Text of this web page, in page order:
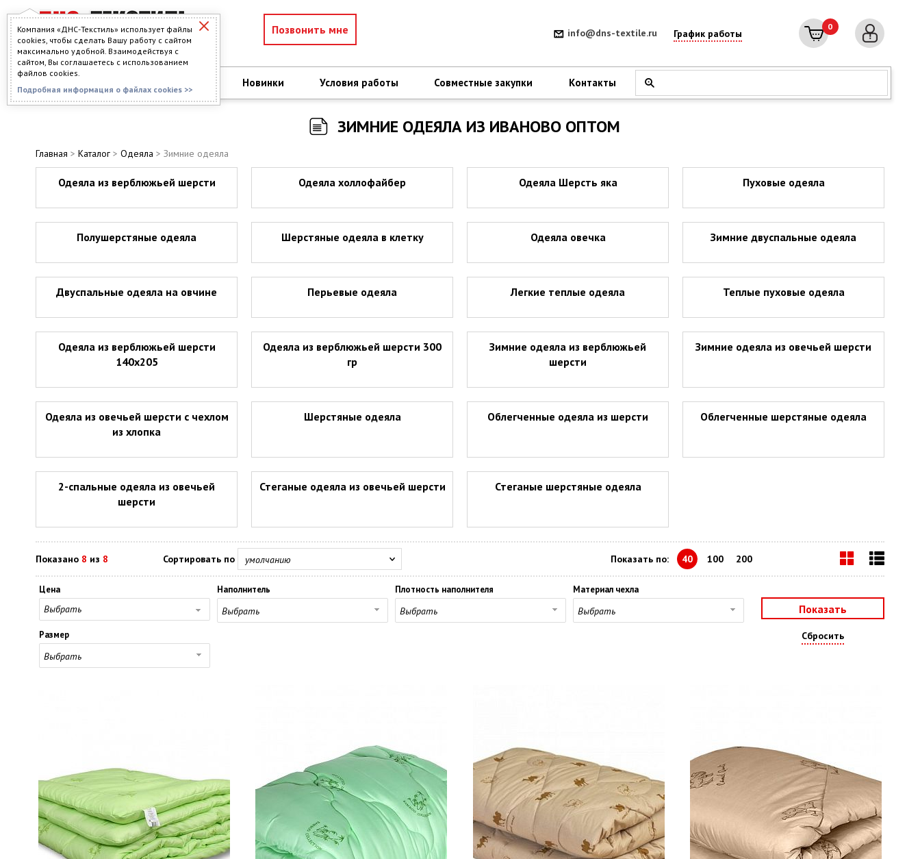
Компания «ДНС-Текстиль» использует файлы
cookies, чтобы сделать Вашу работу с сайтом
максимально удобной. Взаимодействуя с
сайтом, Вы соглашаетесь с использованием
файлов cookies.
Подробная информация о файлах cookies >>
Позвонить мне info@dns-textile.ru График работы
0
КАТАЛОГ Новинки Условия работы Совместные закупки Контакты
ЗИМНИЕ ОДЕЯЛА ИЗ ИВАНОВО ОПТОМ
Главная > Каталог > Одеяла > Зимние одеяла
Одеяла из верблюжьей шерсти Одеяла холлофайбер Одеяла Шерсть яка Пуховые одеяла
Полушерстяные одеяла Шерстяные одеяла в клетку Одеяла овечка Зимние двуспальные одеяла
Двуспальные одеяла на овчине Перьевые одеяла Легкие теплые одеяла Теплые пуховые одеяла
Одеяла из верблюжьей шерсти
140х205
Одеяла из верблюжьей шерсти 300
гр
Зимние одеяла из верблюжьей
шерсти
Зимние одеяла из овечьей шерсти
Одеяла из овечьей шерсти с чехлом
из хлопка
Шерстяные одеяла Облегченные одеяла из шерсти Облегченные шерстяные одеяла
2-спальные одеяла из овечьей
шерсти
Стеганые одеяла из овечьей шерсти Стеганые шерстяные одеяла
Показано 8 из 8 Сортировать по умолчанию Показать по: 40 100 200
Цена
Выбрать
Наполнитель
Выбрать
Плотность наполнителя
Выбрать
Материал чехла
Выбрать
Размер
Выбрать